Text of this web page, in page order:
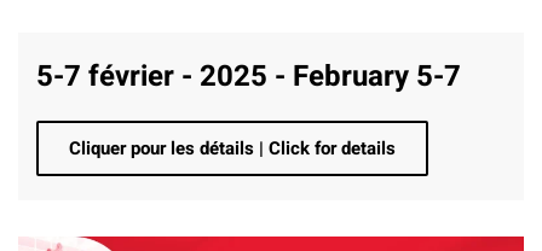
5-7 février - 2025 - February 5-7
Cliquer pour les détails | Click for details